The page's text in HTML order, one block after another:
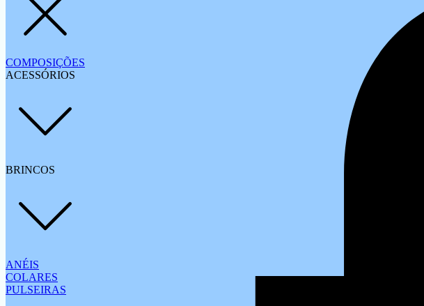
COMPOSIÇÕES
ACESSÓRIOS
BRINCOS
ANÉIS
COLARES
PULSEIRAS